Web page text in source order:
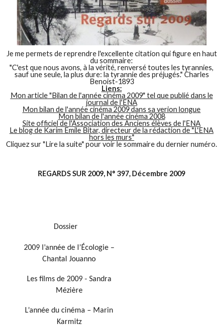
Je me permets de reprendre l'excellente citation qui figure en haut
du sommaire:
"C'est que nous avons, à la vérité, renversé toutes les tyrannies,
sauf une seule, la plus dure: la tyrannie des préjugés." Charles
Benoist-1893
Liens:
Mon article "Bilan de l'année cinéma 2009" tel que publié dans le
journal de l'ENA
Mon bilan de l'année cinéma 2009 dans sa verion longue
Mon bilan de l'année cinéma 2008
Site officiel de l'Association des Anciens élèves de l'ENA
Le blog de Karim Emile Bitar, directeur de la rédaction de "L'ENA
hors les murs"
Cliquez sur "Lire la suite" pour voir le sommaire du dernier numéro.
REGARDS SUR 2009, N° 397, Décembre 2009
Dossier
2009 l’année de l’Écologie –
Chantal Jouanno
Les films de 2009 - Sandra
Mézière
L’année du cinéma – Marin
Karmitz